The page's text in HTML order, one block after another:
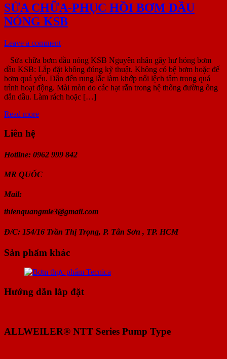
SỬA CHỮA-PHỤC HỒI BƠM DẦU
NÓNG KSB
Leave a comment
Sửa chữa bơm dầu nóng KSB Nguyên nhân gây hư hỏng bơm
dầu KSB: Lắp đặt không đúng kỹ thuật. Không có bệ bơm hoặc đế
bơm quá yếu. Dẫn đến rung lắc làm khớp nối lệch tâm trong quá
trình hoạt động. Mài mòn do các hạt rắn trong hệ thống đường ống
dẫn dầu. Làm rách hoặc […]
Read more
Liên hệ
Hotline: 0962 999 842
MR QUỐC
Mail:
thienquangmie3@gmail.com
Đ/C: 154/16 Trần Thị Trọng, P. Tân Sơn , TP. HCM
Sản phẩm khác
Hướng dẫn lắp đặt
ALLWEILER® NTT Series Pump Type